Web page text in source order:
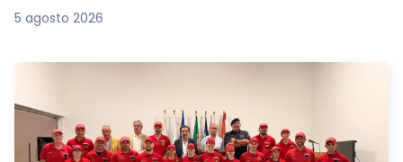
5 agosto 2026